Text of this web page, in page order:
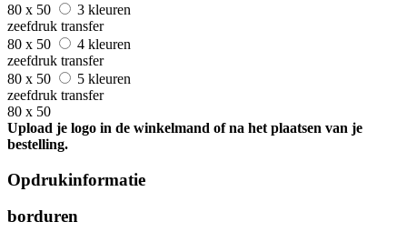
80 x 50
3 kleuren
zeefdruk transfer
80 x 50
4 kleuren
zeefdruk transfer
80 x 50
5 kleuren
zeefdruk transfer
80 x 50
Upload je logo in de winkelmand of na het plaatsen van je
bestelling.
Opdrukinformatie
borduren